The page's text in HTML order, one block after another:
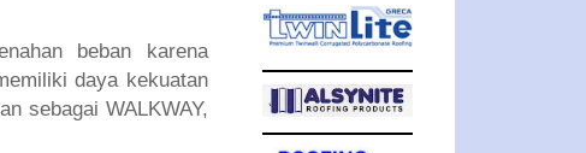
beban karena
daya kekuatan
sebagai WALKWAY,